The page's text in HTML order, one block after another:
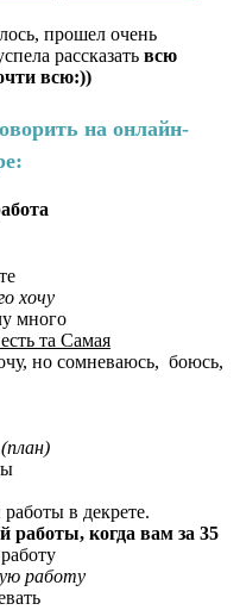
прошел очень
рассказать всю
всю:))
на онлайн-
хочу
много
та Самая
но сомневаюсь, боюсь,
в декрете.
когда вам за 35
работу